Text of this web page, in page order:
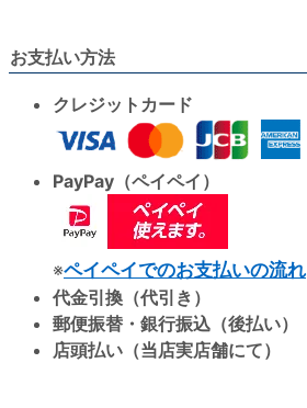
お支払い方法
クレジットカード
PayPay（ペイペイ）
※ペイペイでのお支払いの流れ
代金引換（代引き）
郵便振替・銀行振込（後払い）
店頭払い（当店実店舗にて）